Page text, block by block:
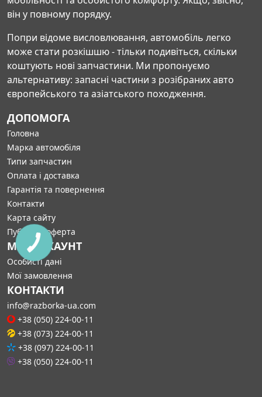
він у повному порядку.
Попри відоме висловлювання, автомобіль легко
може стати розкішшю - тільки подивіться, скільки
коштують нові запчастини. Ми пропонуємо
альтернативу: запасні частини з розібраних авто
європейського та азіатського походження.
ДОПОМОГА
Головна
Марка автомобіля
Типи запчастин
Оплата і доставка
Гарантія та повернення
Контакти
Карта сайту
Публічна оферта
МІЙ АККАУНТ
Особисті дані
Мої замовлення
КОНТАКТИ
info@razborka-ua.com
+38 (050) 224-00-11
+38 (073) 224-00-11
+38 (097) 224-00-11
+38 (050) 224-00-11